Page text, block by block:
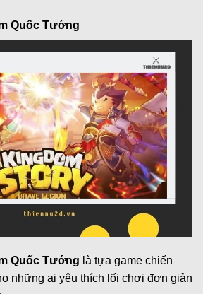
Quốc Tướng
Quốc Tướng là tựa game chiến
những ai yêu thích lối chơi đơn giản